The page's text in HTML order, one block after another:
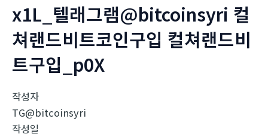
x1L_텔래그램@bitcoinsyri 컬
쳐랜드비트코인구입 컬쳐랜드비
트구입_p0X
작성자
TG@bitcoinsyri
작성일